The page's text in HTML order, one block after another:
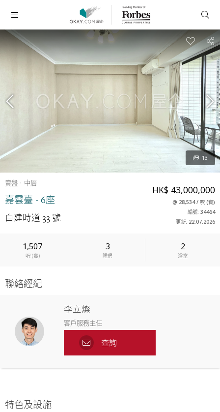
賣盤 中層
嘉雲臺 - 6座
白建時道 33 號
HK$ 43,000,000
@ 28,534/ 呎(實)
編號: 34464
更新: 22.07.2026
1,507
呎(實)
3
睡房
2
浴室
13
聯絡經紀
李立燦
客戶服務主任
查詢
特色及設施